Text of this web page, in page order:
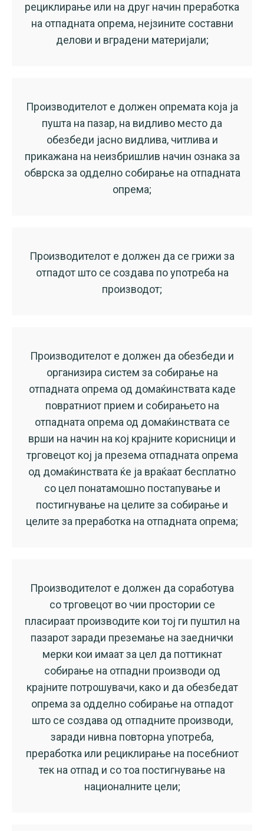
рециклирање или на друг начин преработка
на отпадната опрема, нејзините составни
делови и вградени материјали;
Производителот е должен опремата која ја
пушта на пазар, на видливо место да
обезбеди јасно видлива, читлива и
прикажана на неизбришлив начин ознака за
обврска за одделно собирање на отпадната
опрема;
Производителот е должен да се грижи за
отпадот што се создава по употреба на
производот;
Производителот е должен да обезбеди и
организира систем за собирање на
отпадната опрема од домаќинствата каде
повратниот прием и собирањето на
отпадната опрема од домаќинствата се
врши на начин на кој крајните корисници и
трговецот кој ја презема отпадната опрема
од домаќинствата ќе ја враќаат бесплатно
со цел понатамошно постапување и
постигнување на целите за собирање и
целите за преработка на отпадната опрема;
Производителот е должен да соработува
со трговецот во чии простории се
пласираат производите кои тој ги пуштил на
пазарот заради преземање на заеднички
мерки кои имаат за цел да поттикнат
собирање на отпадни производи од
крајните потрошувачи, како и да обезбедат
опрема за одделно собирање на отпадот
што се создава од отпадните производи,
заради нивна повторна употреба,
преработка или рециклирање на посебниот
тек на отпад и со тоа постигнување на
националните цели;